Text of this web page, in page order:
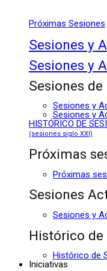
Próximas Sesiones
Sesiones y
Sesiones y
Sesiones
Sesiones y
Sesiones y
HISTÓRICO DE
(sesiones siglo XXI)
Próximas
Próximas
Sesiones
Sesiones y
Histórico de
Histórico de
Iniciativas